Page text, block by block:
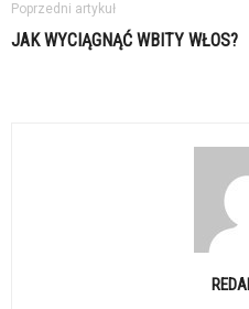
Poprzedni artykuł
JAK WYCIĄGNĄĆ WBITY WŁOS?